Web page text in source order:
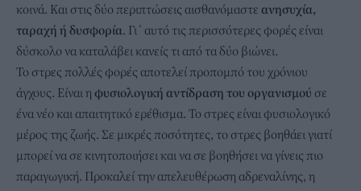
κοινά. Και στις δύο περιπτώσεις αισθανόμαστε ανησυχία,
ταραχή ή δυσφορία. Γι΄ αυτό τις περισσότερες φορές είναι
δύσκολο να καταλάβει κανείς τι από τα δύο βιώνει.
Το στρες πολλές φορές αποτελεί προπομπό του χρόνιου
άγχους. Είναι η φυσιολογική αντίδραση του οργανισμού σε
ένα νέο και απαιτητικό ερέθισμα. Το στρες είναι φυσιολογικό
μέρος της ζωής. Σε μικρές ποσότητες, το στρες βοηθάει γιατί
μπορεί να σε κινητοποιήσει και να σε βοηθήσει να γίνεις πιο
παραγωγική. Προκαλεί την απελευθέρωση αδρεναλίνης, η